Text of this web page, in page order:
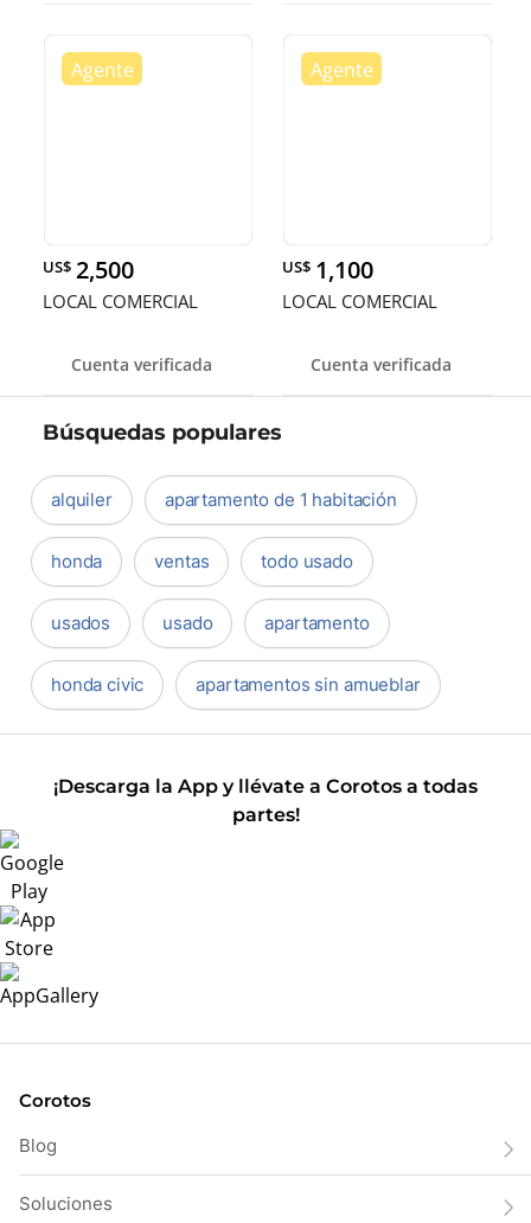
US$ 2,500
LOCAL COMERCIAL
Cuenta verificada
US$ 1,100
LOCAL COMERCIAL
Cuenta verificada
Búsquedas populares
alquiler apartamento de 1 habitación
honda ventas todo usado
usados usado apartamento
honda civic apartamentos sin amueblar
¡Descarga la App y llévate a Corotos a todas
partes!
Corotos
Blog
Soluciones